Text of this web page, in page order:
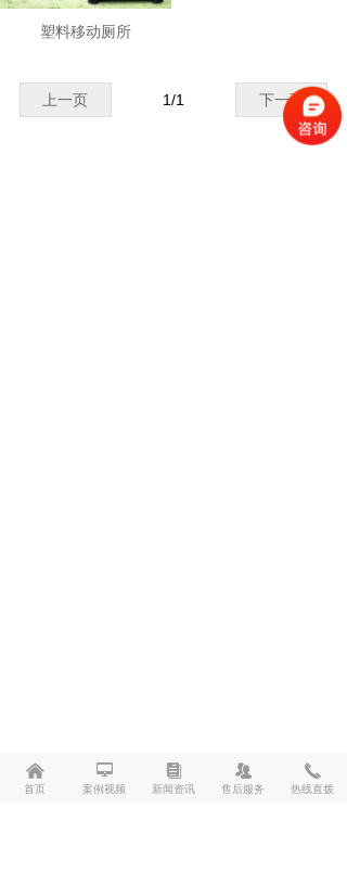
塑料移动厕所
上一页 下一页
1/1
낀
首页
넡
案例视频
뀴
新闻资讯
뀡
售后服务
끅
热线直拨